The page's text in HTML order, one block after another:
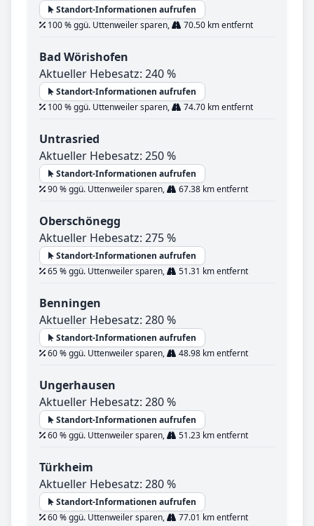
Standort-Informationen aufrufen
100 % ggü. Uttenweiler sparen,
70.50 km entfernt
Bad Wörishofen
Aktueller Hebesatz: 240 %
Standort-Informationen aufrufen
100 % ggü. Uttenweiler sparen,
74.70 km entfernt
Untrasried
Aktueller Hebesatz: 250 %
Standort-Informationen aufrufen
90 % ggü. Uttenweiler sparen,
67.38 km entfernt
Oberschönegg
Aktueller Hebesatz: 275 %
Standort-Informationen aufrufen
65 % ggü. Uttenweiler sparen,
51.31 km entfernt
Benningen
Aktueller Hebesatz: 280 %
Standort-Informationen aufrufen
60 % ggü. Uttenweiler sparen,
48.98 km entfernt
Ungerhausen
Aktueller Hebesatz: 280 %
Standort-Informationen aufrufen
60 % ggü. Uttenweiler sparen,
51.23 km entfernt
Türkheim
Aktueller Hebesatz: 280 %
Standort-Informationen aufrufen
60 % ggü. Uttenweiler sparen,
77.01 km entfernt